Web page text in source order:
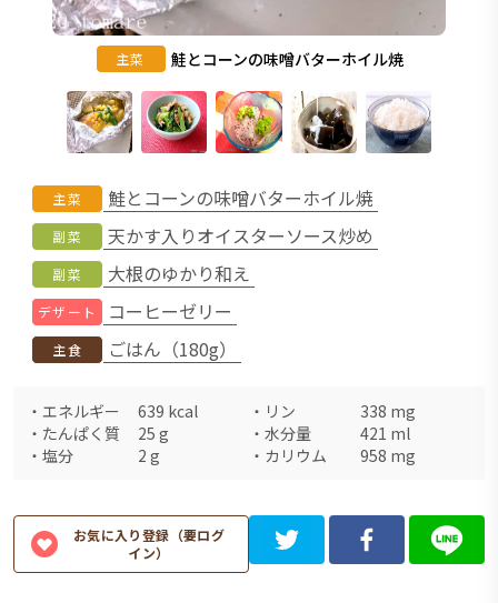
主菜 鮭とコーンの味噌バターホイル焼
主菜 鮭とコーンの味噌バターホイル焼
副菜 天かす入りオイスターソース炒め
副菜 大根のゆかり和え
デザート コーヒーゼリー
主食 ごはん（180g）
・ エネルギー 639 kcal ・ リン 338 mg
・ たんぱく質 25 g ・ 水分量 421 ml
・ 塩分 2 g ・ カリウム 958 mg
お気に入り登録（要ログ
イン）